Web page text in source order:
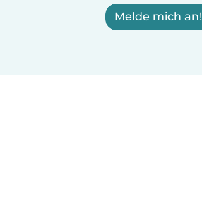
Melde mich an!